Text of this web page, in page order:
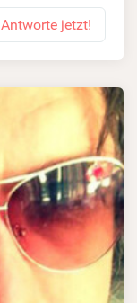
Antworte jetzt!